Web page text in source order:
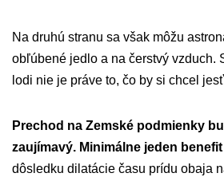
Na druhú stranu sa však môžu
obľúbené jedlo a na čerstvý vzduch.
lodi nie je práve to, čo by si chcel
Prechod na Zemské podmienky
zaujímavý. Minimálne jeden
dôsledku dilatácie času prídu obaja